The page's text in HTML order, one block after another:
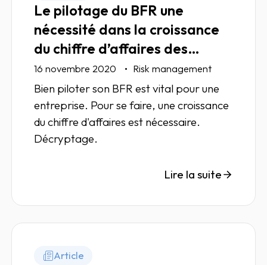
Le pilotage du BFR une
nécessité dans la croissance
du chiffre d’affaires des
entreprises
16 novembre 2020 Risk management
Bien piloter son BFR est vital pour une
entreprise. Pour se faire, une croissance
du chiffre d'affaires est nécessaire.
Décryptage.
Lire la suite
Article